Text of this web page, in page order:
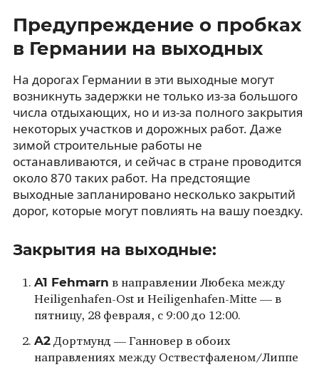
Предупреждение о пробках
в Германии на выходных
На дорогах Германии в эти выходные могут
возникнуть задержки не только из-за большого
числа отдыхающих, но и из-за полного закрытия
некоторых участков и дорожных работ. Даже
зимой строительные работы не
останавливаются, и сейчас в стране проводится
около 870 таких работ. На предстоящие
выходные запланировано несколько закрытий
дорог, которые могут повлиять на вашу поездку.
Закрытия на выходные:
A1 Fehmarn в направлении Любека между
Heiligenhafen-Ost и Heiligenhafen-Mitte — в
пятницу, 28 февраля, с 9:00 до 12:00.
A2Дортмунд — Ганновер в обоих
направлениях между Оствестфаленом/Липпе